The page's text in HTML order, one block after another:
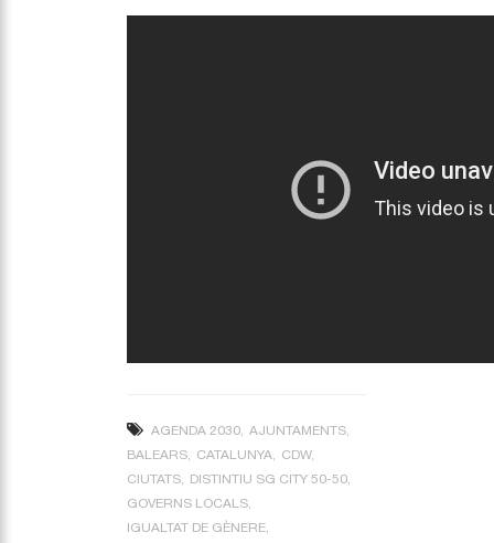
AGENDA 2030 AJUNTAMENTS
BALEARS
CATALUNYA
CDW
CIUTATS
DISTINTIU SG CITY 50-50
GOVERNS LOCALS
IGUALTAT DE GÈNERE